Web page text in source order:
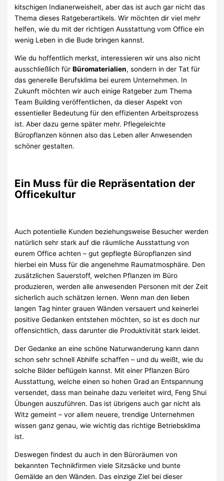
kitschigen Indianerweisheit, aber das ist auch gar nicht das
Thema dieses Ratgeberartikels. Wir möchten dir viel mehr
helfen, wie du mit der richtigen Ausstattung vom Office ein
wenig Leben in die Bude bringen kannst.
Wie du hoffentlich merkst, interessieren wir uns also nicht
ausschließlich fürBüromaterialien, sondern in der Tat für
das generelle Berufsklima bei eurem Unternehmen. In
Zukunft möchten wir auch einige Ratgeber zum Thema
Team Building veröffentlichen, da dieser Aspekt von
essentieller Bedeutung für den effizienten Arbeitsprozess
ist. Aber dazu gerne später mehr. Pflegeleichte
Büropflanzen können also das Leben aller Anwesenden
schöner gestalten.
Ein Muss für die Repräsentation der
Officekultur
Auch potentielle Kunden beziehungsweise Besucher werden
natürlich sehr stark auf die räumliche Ausstattung von
eurem Office achten – gut gepflegte Büropflanzen sind
hierbei ein Muss für die angenehme Raumatmosphäre. Den
zusätzlichen Sauerstoff, welchen Pflanzen im Büro
produzieren, werden alle anwesenden Personen mit der Zeit
sicherlich auch schätzen lernen. Wenn man den lieben
langen Tag hinter grauen Wänden versauert und keinerlei
positive Gedanken entstehen möchten, so ist es doch nur
offensichtlich, dass darunter die Produktivität stark leidet.
Der Gedanke an eine schöne Naturwanderung kann dann
schon sehr schnell Abhilfe schaffen – und du weißt, wie du
solche Bilder beflügeln kannst. Mit einer Pflanzen Büro
Ausstattung, welche einen so hohen Grad an Entspannung
versendet, dass man beinahe dazu verleitet wird, Feng Shui
Übungen auszuführen. Das ist übrigens auch gar nicht als
Witz gemeint – vor allem neuere, trendige Unternehmen
wissen ganz genau, wie wichtig das richtige Betriebsklima
ist.
Deswegen findest du auch in den Büroräumen von
bekannten Technikfirmen viele Sitzsäcke und bunte
Gemälde an den Wänden. Das einzige Ziel bei dieser